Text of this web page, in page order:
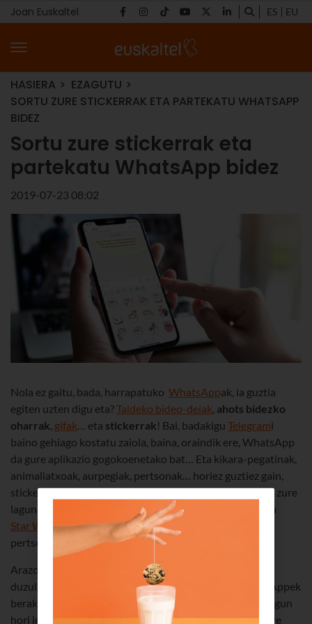
Joan Euskaltel ES EU
HASIERA
EZAGUTU
SORTU ZURE STICKERRAK ETA PARTEKATU WHATSAPP
BIDEZ
Sortu zure stickerrak eta
partekatu WhatsApp bidez
2019-07-23 08:02
Nola ez gaitu, bada, harrapatuko WhatsAppak, ia guztia
egiten uzten digu eta?Taldeko bideo-deiak, ahots bidezko
oharrak, gifak… eta stickerrak! Bai, badakigu Telegrami
baino gehiago kostatu zaiola, baina, oraindik ere, WhatsApp
da gure aplikazio gogokoenetako bat… Eta kikara-pegatinak,
animaliatxoak, aurpegiak, pertsonak… horiez guztiez gain,
sticker ugari deskarga dezakezu doan, eta zeureak sortu zure
lagunen eta zure
katutxoaren argazkiekin, bai eta
Star Warseko pertsonaien argazkiekin ere. Sticker
pertsonalizatuak!
Arazo bakarra da horiek sortzeko beste app bat behar
duzula... baina, ikusiko duzu, seguru asko, laster, WhatsAppek
berak sortuko du horretarako tresna egokia bat. Bada, egun
hori iritsi arte, kontatuko dizugu nola sor ditzakezun zure